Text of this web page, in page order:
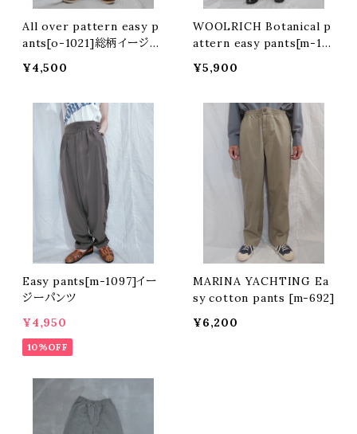
All over pattern easy p
ants[o-1021]総柄イージー
¥4,500
WOOLRICH Botanical p
attern easy pants[m-14
柄イージーパンツ
¥5,900
Easy pants[m-1097]イー
ジーパンツ
¥4,950
10%OFF
MARINA YACHTING Ea
sy cotton pants [m-692]
¥6,200